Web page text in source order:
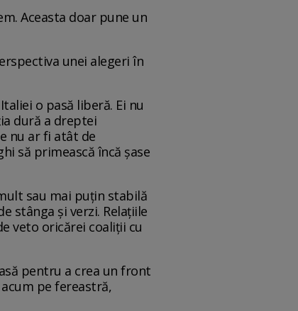
Aceasta doar pune un
unei alegeri în
o pasă liberă. Ei nu
dură a dreptei
nu ar fi atât de
să primească încă șase
sau mai puțin stabilă
stânga și verzi. Relațiile
veto oricărei coaliții cu
pentru a crea un front
pe fereastră,